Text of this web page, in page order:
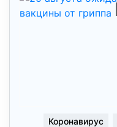
Коронавирус